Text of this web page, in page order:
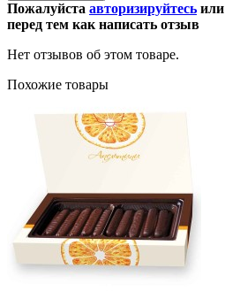
Пожалуйста авторизируйтесь или
перед тем как написать отзыв
Нет отзывов об этом товаре.
Похожие товары